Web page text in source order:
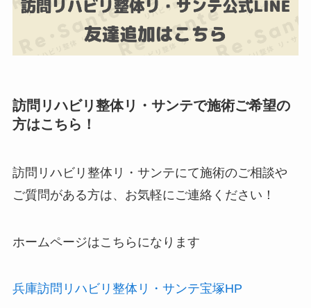
訪問リハビリ整体リ・サンテで施術ご希望の
方はこちら！
訪問リハビリ整体リ・サンテにて施術のご相談や
ご質問がある方は、お気軽にご連絡ください！
ホームページはこちらになります
兵庫訪問リハビリ整体リ・サンテ宝塚HP